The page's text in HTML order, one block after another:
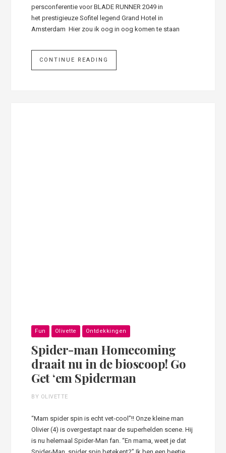
persconferentie voor BLADE RUNNER 2049 in
het prestigieuze Sofitel legend Grand Hotel in
Amsterdam Hier zou ik oog in oog komen te staan
CONTINUE READING
Fun Olivette Ontdekkingen
Spider-man Homecoming
draait nu in de bioscoop! Go
Get ‘em Spiderman
BY OLIVETTE
“Mam spider spin is echt vet-cool”!! Onze kleine man
Olivier (4) is overgestapt naar de superhelden scene. Hij
is nu helemaal Spider-Man fan. “En mama, weet je dat